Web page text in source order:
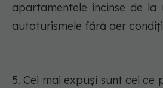
apartamentele încinse de
autoturismele fără aer
5. Cei mai expuși sunt cei ce